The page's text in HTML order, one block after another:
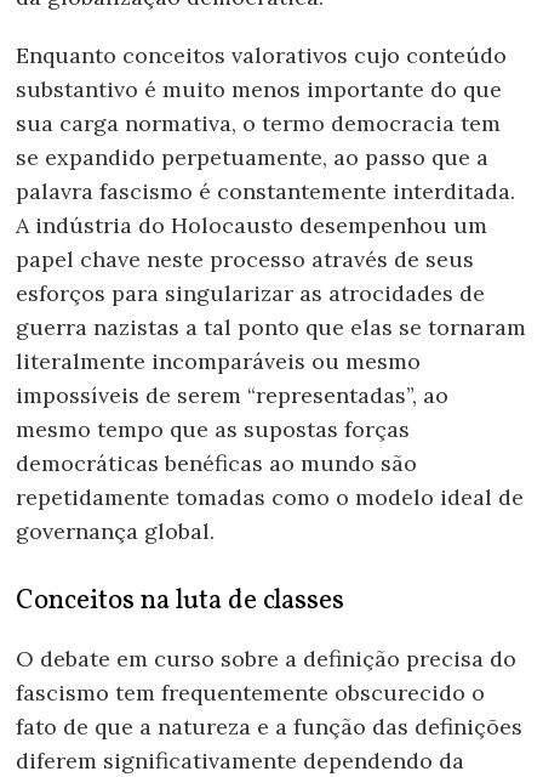
Enquanto conceitos valorativos cujo conteúdo
substantivo é muito menos importante do que
sua carga normativa, o termo democracia tem
se expandido perpetuamente, ao passo que a
palavra fascismo é constantemente interditada.
A indústria do Holocausto desempenhou um
papel chave neste processo através de seus
esforços para singularizar as atrocidades de
guerra nazistas a tal ponto que elas se tornaram
literalmente incomparáveis ou mesmo
impossíveis de serem “representadas”, ao
mesmo tempo que as supostas forças
democráticas benéficas ao mundo são
repetidamente tomadas como o modelo ideal de
governança global.
Conceitos na luta de classes
O debate em curso sobre a definição precisa do
fascismo tem frequentemente obscurecido o
fato de que a natureza e a função das definições
diferem significativamente dependendo da